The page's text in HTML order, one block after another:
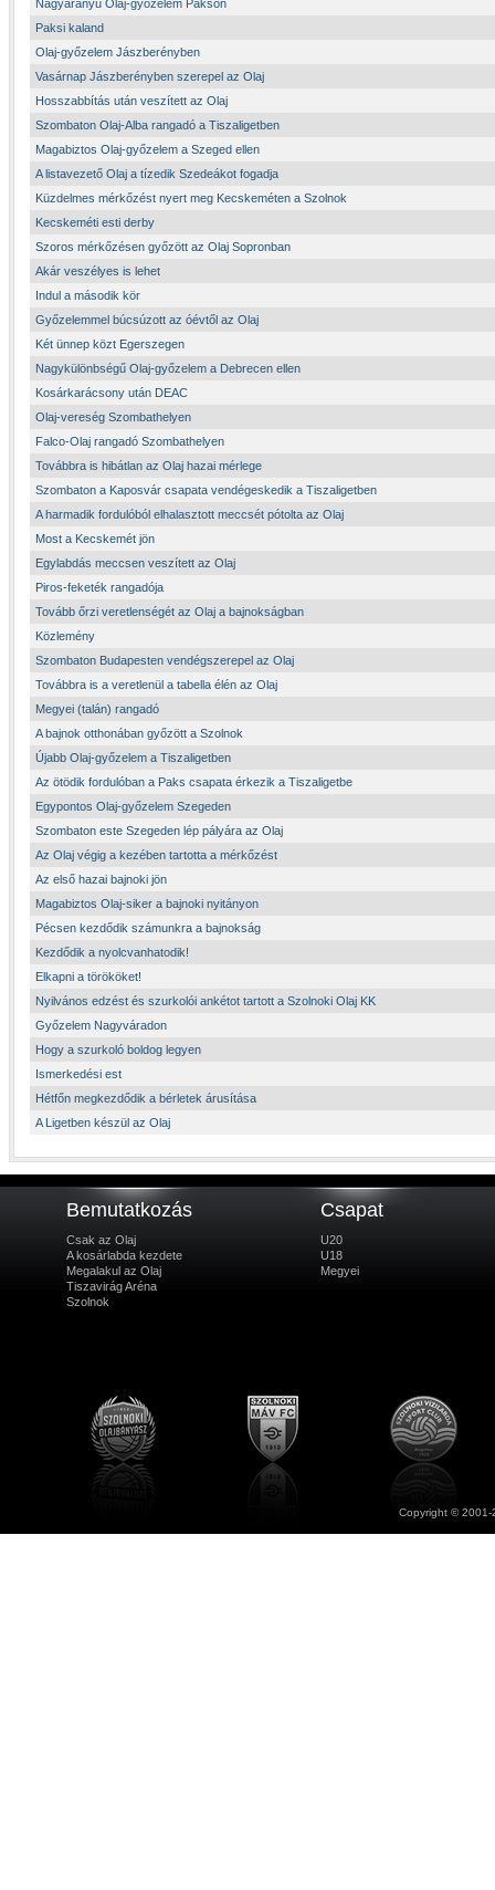
Nagyarányú Olaj-győzelem Pakson
Paksi kaland
Olaj-győzelem Jászberényben
Vasárnap Jászberényben szerepel az Olaj
Hosszabbítás után veszített az Olaj
Szombaton Olaj-Alba rangadó a Tiszaligetben
Magabiztos Olaj-győzelem a Szeged ellen
A listavezető Olaj a tízedik Szedeákot fogadja
Küzdelmes mérkőzést nyert meg Kecskeméten a Szolnok
Kecskeméti esti derby
Szoros mérkőzésen győzött az Olaj Sopronban
Akár veszélyes is lehet
Indul a második kör
Győzelemmel búcsúzott az óévtől az Olaj
Két ünnep közt Egerszegen
Nagykülönbségű Olaj-győzelem a Debrecen ellen
Kosárkarácsony után DEAC
Olaj-vereség Szombathelyen
Falco-Olaj rangadó Szombathelyen
Továbbra is hibátlan az Olaj hazai mérlege
Szombaton a Kaposvár csapata vendégeskedik a Tiszaligetben
A harmadik fordulóból elhalasztott meccsét pótolta az Olaj
Most a Kecskemét jön
Egylabdás meccsen veszített az Olaj
Piros-feketék rangadója
Tovább őrzi veretlenségét az Olaj a bajnokságban
Közlemény
Szombaton Budapesten vendégszerepel az Olaj
Továbbra is a veretlenül a tabella élén az Olaj
Megyei (talán) rangadó
A bajnok otthonában győzött a Szolnok
Újabb Olaj-győzelem a Tiszaligetben
Az ötödik fordulóban a Paks csapata érkezik a Tiszaligetbe
Egypontos Olaj-győzelem Szegeden
Szombaton este Szegeden lép pályára az Olaj
Az Olaj végig a kezében tartotta a mérkőzést
Az első hazai bajnoki jön
Magabiztos Olaj-siker a bajnoki nyitányon
Pécsen kezdődik számunkra a bajnokság
Kezdődik a nyolcvanhatodik!
Elkapni a törököket!
Nyilvános edzést és szurkolói ankétot tartott a Szolnoki Olaj KK
Győzelem Nagyváradon
Hogy a szurkoló boldog legyen
Ismerkedési est
Hétfőn megkezdődik a bérletek árusítása
A Ligetben készül az Olaj
Bemutatkozás
Csak az Olaj
A kosárlabda kezdete
Megalakul az Olaj
Tiszavirág Aréna
Szolnok
Csapat
U20
U18
Megyei
Copyright ©